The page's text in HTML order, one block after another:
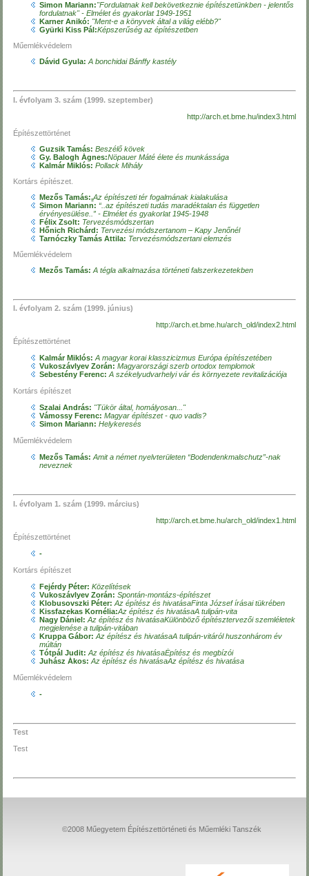
Simon Mariann:"Fordulatnak kell bekövetkeznie építészetünkben - jelentős
fordulatnak" - Elmélet és gyakorlat 1949-1951
Karner Anikó: "Ment-e a könyvek által a világ elébb?"
Gyürki Kiss Pál:Képszerűség az építészetben
Műemlékvédelem
Dávid Gyula:A bonchidai Bánffy kastély
I. évfolyam 3. szám (1999. szeptember)
http://arch.et.bme.hu/index3.html
Építészettörténet
Guzsik Tamás:Beszélő kövek
Gy. Balogh Ágnes:Nöpauer Máté élete és munkássága
Kalmár Miklós:Pollack Mihály
Kortárs építészet.
Mezős Tamás:.Az építészeti tér fogalmának kialakulása
Simon Mariann:“..az építészeti tudás maradéktalan és független
érvényesülése..” - Elmélet és gyakorlat 1945-1948
Félix Zsolt: Tervezésmódszertan
Hőnich Richárd: Tervezési módszertanom – Kapy Jenőnél
Tarnóczky Tamás Attila: Tervezésmódszertani elemzés
Műemlékvédelem
Mezős Tamás:A tégla alkalmazása történeti falszerkezetekben
I. évfolyam 2. szám (1999. június)
http://arch.et.bme.hu/arch_old/index2.html
Építészettörténet
Kalmár Miklós:A magyar korai klasszicizmus Európa építészetében
Vukoszávlyev Zorán:Magyarországi szerb ortodox templomok
Sebestény Ferenc:A székelyudvarhelyi vár és környezete revitalizációja
Kortárs építészet
Szalai András: "Tükör által, homályosan..."
Vámossy Ferenc:Magyar építészet - quo vadis?
Simon Mariann: Helykeresés
Műemlékvédelem
Mezős Tamás:Amit a német nyelvterületen “Bodendenkmalschutz”-nak
neveznek
I. évfolyam 1. szám (1999. március)
http://arch.et.bme.hu/arch_old/index1.html
Építészettörténet
-
Kortárs építészet
Fejérdy Péter:Közelítések
Vukoszávlyev Zorán:Spontán-montázs-építészet
Klobusovszki Péter:Az építész és hivatásaFinta József írásai tükrében
Kissfazekas Kornélia:Az építész és hivatásaA tulipán-vita
Nagy Dániel:Az építész és hivatásaKülönböző építésztervezői szemléletek
megjelenése a tulipán-vitában
Kruppa Gábor:Az építész és hivatásaA tulipán-vitáról huszonhárom év
múltán
Tótpál Judit:Az építész és hivatásaÉpítész és megbízói
Juhász Ákos:Az építész és hivatásaAz építész és hivatása
Műemlékvédelem
-
Test
Test
©2008 Műegyetem Építészettörténeti és Műemléki Tanszék